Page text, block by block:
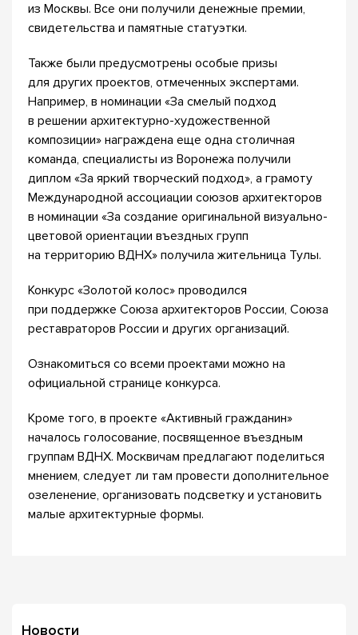
из Москвы. Все они получили денежные премии,
свидетельства и памятные статуэтки.
Также были предусмотрены особые призы
для других проектов, отмеченных экспертами.
Например, в номинации «За смелый подход
в решении архитектурно-художественной
композиции» награждена еще одна столичная
команда, специалисты из Воронежа получили
диплом «За яркий творческий подход», а грамоту
Международной ассоциации союзов архитекторов
в номинации «За создание оригинальной визуально-
цветовой ориентации въездных групп
на территорию ВДНХ» получила жительница Тулы.
Конкурс «Золотой колос» проводился
при поддержке Союза архитекторов России, Союза
реставраторов России и других организаций.
Ознакомиться со всеми проектами можно на
официальной странице конкурса.
Кроме того, в проекте «Активный гражданин»
началось голосование, посвященное въездным
группам ВДНХ. Москвичам предлагают поделиться
мнением, следует ли там провести дополнительное
озеленение, организовать подсветку и установить
малые архитектурные формы.
Новости